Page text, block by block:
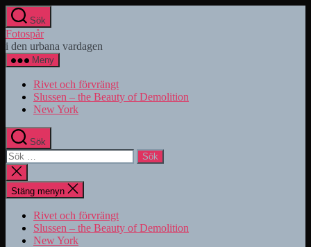
Hoppa
till
innehåll
Sök
Fotospår
i den urbana vardagen
Meny
Rivet och förvrängt
Slussen – the Beauty of Demolition
New York
Sök
Sök
efter:
Stäng
sökningen
Stäng menyn
Rivet och förvrängt
Slussen – the Beauty of Demolition
New York